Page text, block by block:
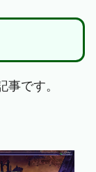
です。